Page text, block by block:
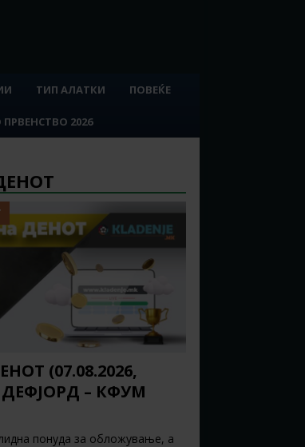
ТИП АЛАТКИ ПОВЕЌЕ
2026
(07.08.2026,
– КФУМ
понуда за обложување, а